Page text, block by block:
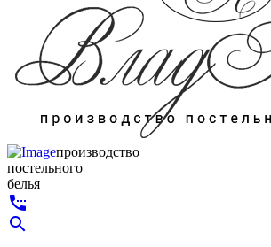
производство
постельного
белья
settings_phone
search